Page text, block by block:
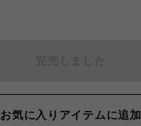
お気に入りアイテムに追加